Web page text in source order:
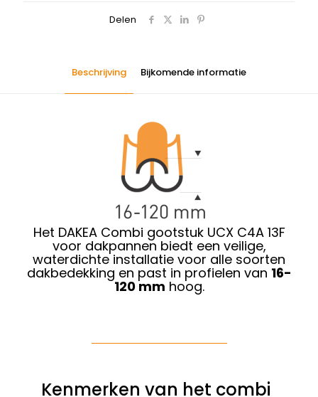
Delen
Beschrijving Bijkomende informatie
Het DAKEA Combi gootstuk UCX C4A 13F
voor dakpannen biedt een veilige,
waterdichte installatie voor alle soorten
dakbedekking en past in profielen van 16-
120 mm hoog.
Kenmerken van het combi